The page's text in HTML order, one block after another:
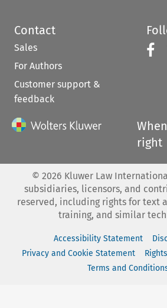
Contact
Sales
For Authors
Customer support &
feedback
right
© 2026 Kluwer Law
subsidiaries, licensors, and
reserved, including rights for text
training, and similar
Accessibility Statement
Privacy and Cookie Statement
Terms and